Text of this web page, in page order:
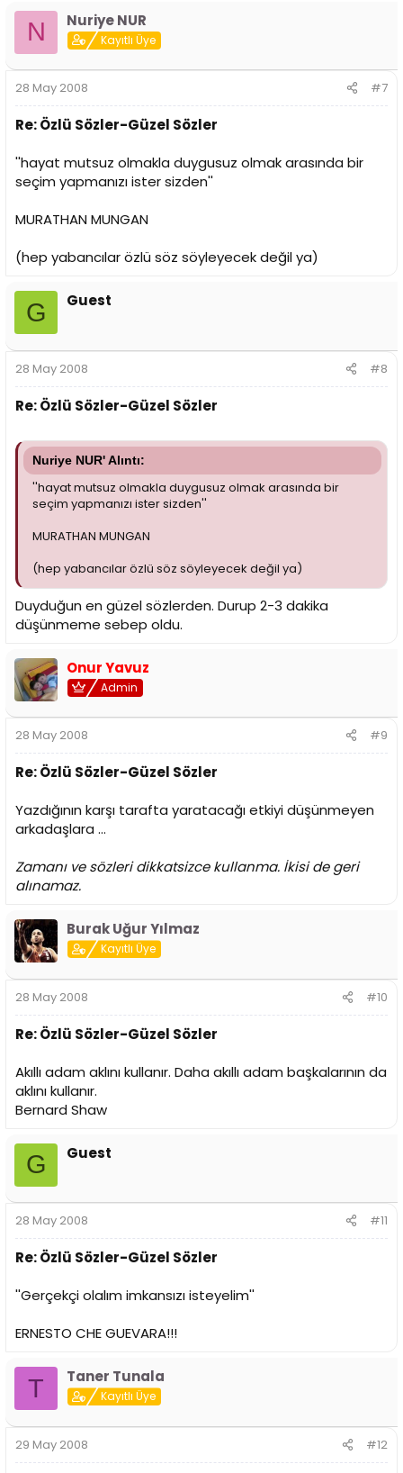
N Nuriye NUR
Kayıtlı Üye
28 May 2008 #7
Re: Özlü Sözler-Güzel Sözler
''hayat mutsuz olmakla duygusuz olmak arasında bir
seçim yapmanızı ister sizden''
MURATHAN MUNGAN
(hep yabancılar özlü söz söyleyecek değil ya)
G Guest
28 May 2008 #8
Re: Özlü Sözler-Güzel Sözler
Nuriye NUR' Alıntı:
''hayat mutsuz olmakla duygusuz olmak arasında bir
seçim yapmanızı ister sizden''
MURATHAN MUNGAN
(hep yabancılar özlü söz söyleyecek değil ya)
Duyduğun en güzel sözlerden. Durup 2-3 dakika
düşünmeme sebep oldu.
Onur Yavuz
Admin
28 May 2008 #9
Re: Özlü Sözler-Güzel Sözler
Yazdığının karşı tarafta yaratacağı etkiyi düşünmeyen
arkadaşlara ...
Zamanı ve sözleri dikkatsizce kullanma. İkisi de geri
alınamaz.
Burak Uğur Yılmaz
Kayıtlı Üye
28 May 2008 #10
Re: Özlü Sözler-Güzel Sözler
Akıllı adam aklını kullanır. Daha akıllı adam başkalarının da
aklını kullanır.
Bernard Shaw
G Guest
28 May 2008 #11
Re: Özlü Sözler-Güzel Sözler
''Gerçekçi olalım imkansızı isteyelim''
ERNESTO CHE GUEVARA!!!
T Taner Tunala
Kayıtlı Üye
29 May 2008 #12